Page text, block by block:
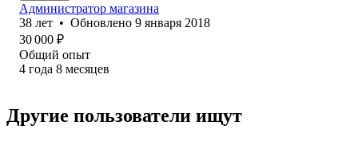
Администратор магазина
38 лет • Обновлено 9 января 2018
30 000 ₽
Общий опыт
4 года 8 месяцев
Другие пользователи ищут